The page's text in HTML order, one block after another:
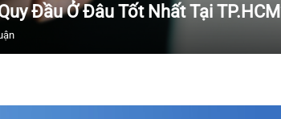
Đầu Ở Đâu Tốt Nhất Tại